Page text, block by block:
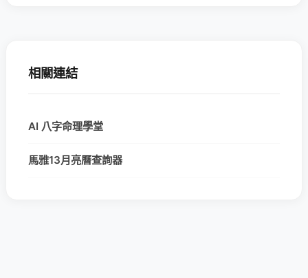
相關連結
AI 八字命理學堂
馬雅13月亮曆查詢器